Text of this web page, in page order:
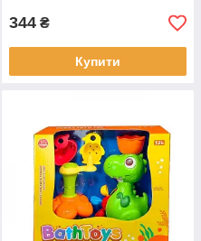
344 ₴
Купити